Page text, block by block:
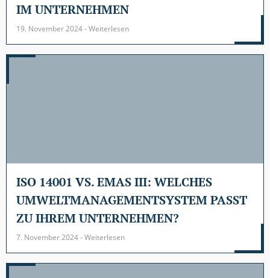
IM UNTERNEHMEN
19. November 2024 - Weiterlesen
ISO 14001 VS. EMAS III: WELCHES
UMWELTMANAGEMENTSYSTEM PASST
ZU IHREM UNTERNEHMEN?
7. November 2024 - Weiterlesen